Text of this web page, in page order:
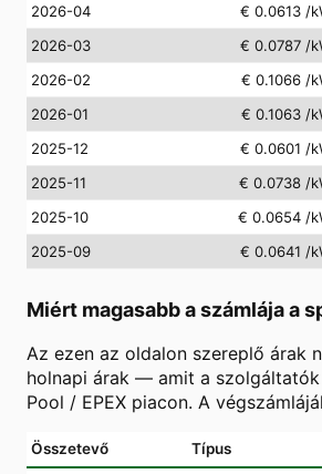
2026-04
€ 0.0613 /
2026-03
€ 0.0787 /
2026-02
€ 0.1066 /
2026-01
€ 0.1063 /
2025-12
€ 0.0601 /
2025-11
€ 0.0738 /
2025-10
€ 0.0654 /
2025-09
€ 0.0641 /
Miért magasabb a számlája a
Az ezen az oldalon szereplő árak
holnapi árak — amit a
Pool / EPEX piacon. A
Összetevő Típus